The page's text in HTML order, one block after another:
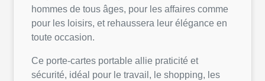
hommes de tous âges, pour les affaires comme
pour les loisirs, et rehaussera leur élégance en
toute occasion.
Ce porte-cartes portable allie praticité et
sécurité, idéal pour le travail, le shopping, les